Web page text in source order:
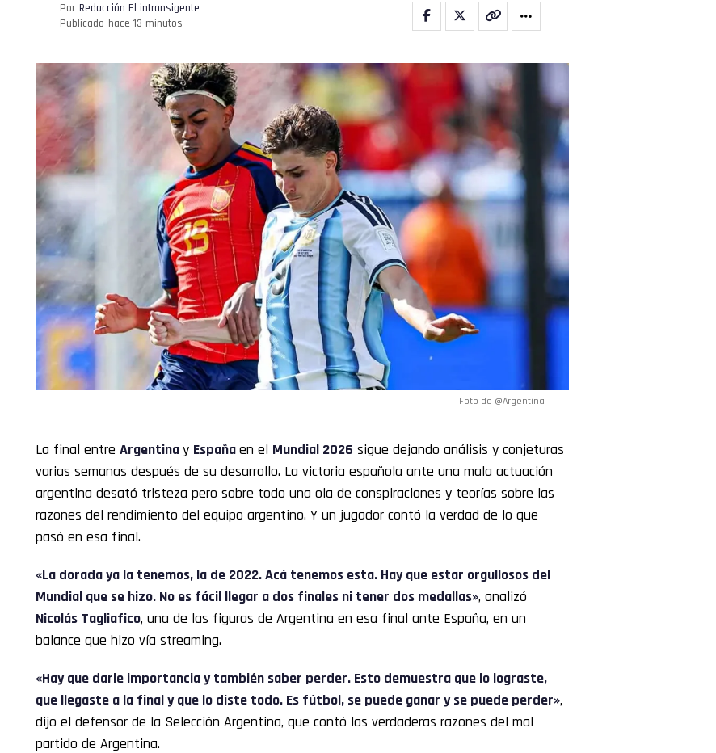
Por Redacción El intransigente
Publicado hace 13 minutos
Foto de @Argentina
La final entre Argentinay Españaen el Mundial 2026 sigue dejando análisis y conjeturas
varias semanas después de su desarrollo. La victoria española ante una mala actuación
argentina desató tristeza pero sobre todo una ola de conspiraciones y teorías sobre las
razones del rendimiento del equipo argentino. Y un jugador contó la verdad de lo que
pasó en esa final.
«La dorada ya la tenemos, la de 2022. Acá tenemos esta. Hay que estar orgullosos del
Mundial que se hizo. No es fácil llegar a dos finales ni tener dos medallas», analizó
Nicolás Tagliafico, una de las figuras de Argentina en esa final ante España, en un
balance que hizo vía streaming.
«Hay que darle importancia y también saber perder. Esto demuestra que lo lograste,
que llegaste a la final y que lo diste todo. Es fútbol, se puede ganar y se puede perder»,
dijo el defensor de la Selección Argentina, que contó las verdaderas razones del mal
partido de Argentina.